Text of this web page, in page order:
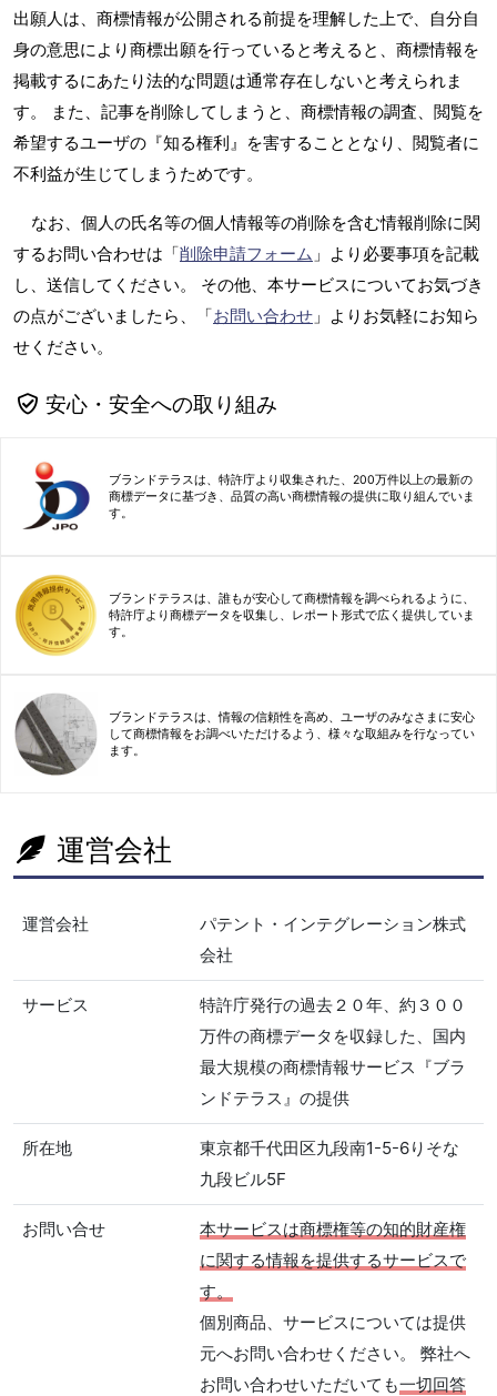
出願人は、商標情報が公開される前提を理解した上で、自分自
身の意思により商標出願を行っていると考えると、商標情報を
掲載するにあたり法的な問題は通常存在しないと考えられま
す。 また、記事を削除してしまうと、商標情報の調査、閲覧を
希望するユーザの『知る権利』を害することとなり、閲覧者に
不利益が生じてしまうためです。
なお、個人の氏名等の個人情報等の削除を含む情報削除に関
するお問い合わせは「削除申請フォーム 」より必要事項を記載
し、送信してください。 その他、本サービスについてお気づき
の点がございましたら、「お問い合わせ 」よりお気軽にお知ら
せください。
安心・安全への取り組み
ブランドテラスは、特許庁より収集された、200万件以上の最新の
商標データに基づき、品質の高い商標情報の提供に取り組んでいま
す。
ブランドテラスは、誰もが安心して商標情報を調べられるように、
特許庁より商標データを収集し、レポート形式で広く提供していま
す。
ブランドテラスは、情報の信頼性を高め、ユーザのみなさまに安心
して商標情報をお調べいただけるよう、様々な取組みを行なってい
ます。
運営会社
運営会社
パテント・インテグレーション株式
会社
サービス
特許庁発行の過去２０年、約３００
万件の商標データを収録した、国内
最大規模の商標情報サービス『ブラ
ンドテラス』の提供
所在地
東京都千代田区九段南1-5-6りそな
九段ビル5F
お問い合せ
本サービスは商標権等の知的財産権
に関する情報を提供するサービスで
す。
個別商品、サービスについては提供
元へお問い合わせください。 弊社へ
お問い合わせいただいても一切回答